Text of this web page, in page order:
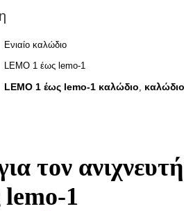
Ενιαίο καλώδιο
LEMO 1 έως lemo-1
LEMO 1 έως lemo-1 καλώδιο,
τον
1